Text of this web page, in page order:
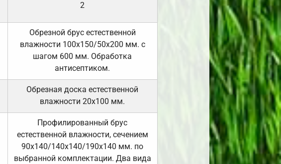
2
Обрезной брус естественной
влажности 100х150/50х200 мм. с
шагом 600 мм. Обработка
антисептиком.
Обрезная доска естественной
влажности 20х100 мм.
Профилированный брус
естественной влажности, сечением
90х140/140х140/190х140 мм. по
выбранной комплектации. Два вида